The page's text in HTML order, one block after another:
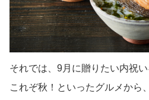
それでは、9月に贈りたい内祝い
これぞ秋！といったグルメから